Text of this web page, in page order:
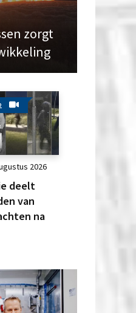
zorgt
2026
deelt
van
na